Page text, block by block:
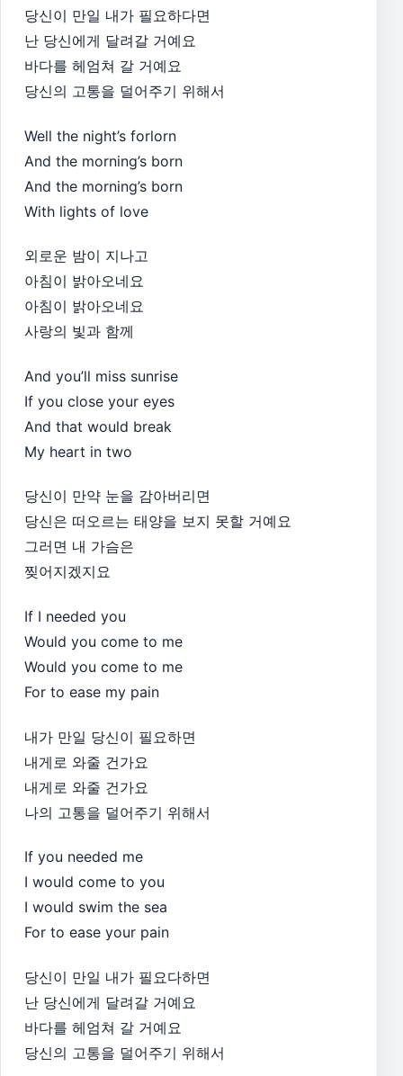
당신이 만일 내가 필요하다면
난 당신에게 달려갈 거예요
바다를 헤엄쳐 갈 거예요
당신의 고통을 덜어주기 위해서
Well the night’s forlorn
And the morning’s born
And the morning’s born
With lights of love
외로운 밤이 지나고
아침이 밝아오네요
아침이 밝아오네요
사랑의 빛과 함께
And you’ll miss sunrise
If you close your eyes
And that would break
My heart in two
당신이 만약 눈을 감아버리면
당신은 떠오르는 태양을 보지 못할 거예요
그러면 내 가슴은
찢어지겠지요
If I needed you
Would you come to me
Would you come to me
For to ease my pain
내가 만일 당신이 필요하면
내게로 와줄 건가요
내게로 와줄 건가요
나의 고통을 덜어주기 위해서
If you needed me
I would come to you
I would swim the sea
For to ease your pain
당신이 만일 내가 필요다하면
난 당신에게 달려갈 거예요
바다를 헤엄쳐 갈 거예요
당신의 고통을 덜어주기 위해서